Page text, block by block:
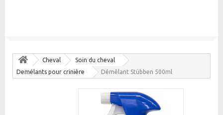
Cheval
Soin du cheval
Demélants pour crinière
Démêlant Stübben 500ml